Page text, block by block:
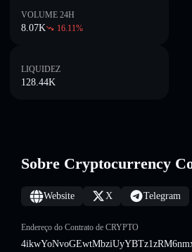
VOLUME 24H
8.07K 16.11%
LIQUIDEZ
128.44K
Sobre Cryptocurrency
Website X Telegram
Endereço do Contrato de CRYPTO